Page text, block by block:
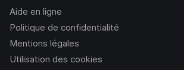
Aide en ligne
Politique de confidentialité
Mentions légales
Utilisation des cookies